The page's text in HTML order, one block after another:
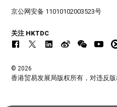
京公网安备 11010102003523号
关注 HKTDC
© 2026
香港贸易发展局版权所有，对违反版